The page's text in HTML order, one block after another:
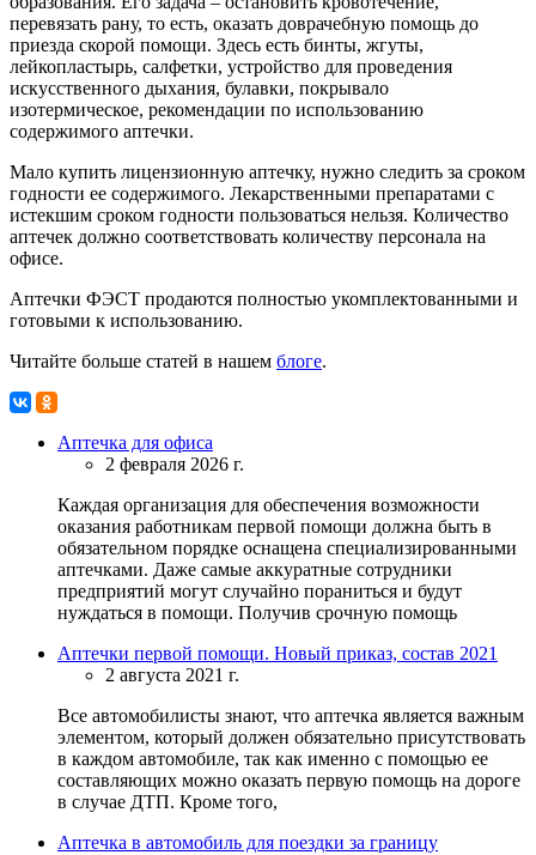
перевязать рану, то есть, оказать доврачебную помощь до
приезда скорой помощи. Здесь есть бинты, жгуты,
лейкопластырь, салфетки, устройство для проведения
искусственного дыхания, булавки, покрывало
изотермическое, рекомендации по использованию
содержимого аптечки.
Мало купить лицензионную аптечку, нужно следить за сроком
годности ее содержимого. Лекарственными препаратами с
истекшим сроком годности пользоваться нельзя. Количество
аптечек должно соответствовать количеству персонала на
офисе.
Аптечки ФЭСТ продаются полностью укомплектованными и
готовыми к использованию.
Читайте больше статей в нашем блоге.
Аптечка для офиса
2 февраля 2026 г.
Каждая организация для обеспечения возможности
оказания работникам первой помощи должна быть в
обязательном порядке оснащена специализированными
аптечками. Даже самые аккуратные сотрудники
предприятий могут случайно пораниться и будут
нуждаться в помощи. Получив срочную помощь
Аптечки первой помощи. Новый приказ, состав 2021
2 августа 2021 г.
Все автомобилисты знают, что аптечка является важным
элементом, который должен обязательно присутствовать
в каждом автомобиле, так как именно с помощью ее
составляющих можно оказать первую помощь на дороге
в случае ДТП. Кроме того,
Аптечка в автомобиль для поездки за границу